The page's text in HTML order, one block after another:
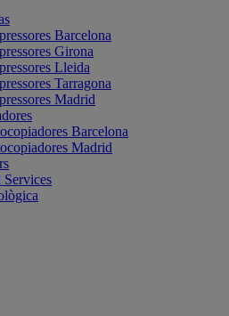
Barcelona
Girona
Lleida
Tarragona
Madrid
Barcelona
Madrid